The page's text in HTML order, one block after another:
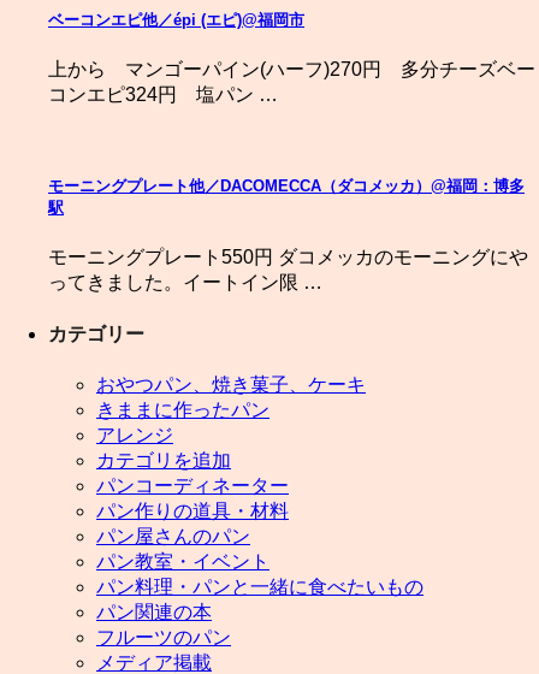
ベーコンエピ他／épi (エピ)@福岡市
上から マンゴーパイン(ハーフ)270円 多分チーズベー
コンエピ324円 塩パン …
モーニングプレート他／DACOMECCA（ダコメッカ）@福岡：博多
駅
モーニングプレート550円 ダコメッカのモーニングにや
ってきました。イートイン限 …
カテゴリー
おやつパン、焼き菓子、ケーキ
きままに作ったパン
アレンジ
カテゴリを追加
パンコーディネーター
パン作りの道具・材料
パン屋さんのパン
パン教室・イベント
パン料理・パンと一緒に食べたいもの
パン関連の本
フルーツのパン
メディア掲載